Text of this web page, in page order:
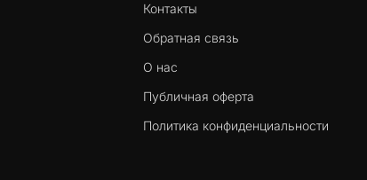
Контакты
Обратная связь
О нас
Публичная оферта
Политика конфиденциальности